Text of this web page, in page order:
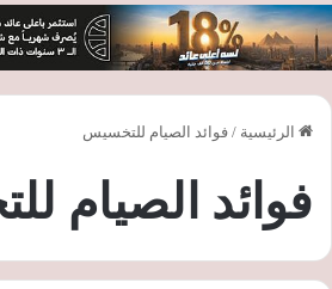
الرئيسية / فوائد الصيام للتخسيس
فوائد الصيام